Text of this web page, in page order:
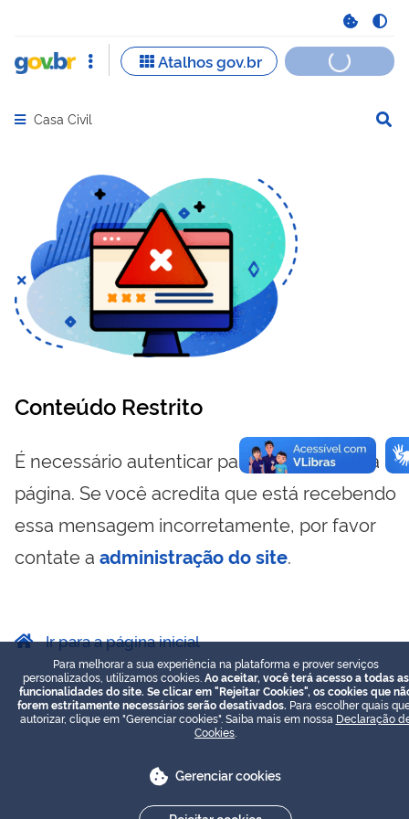
Abrir menu principal de navegação
Casa Civil
Conteúdo Restrito
É necessário autenticar para visualizar essa
página. Se você acredita que está recebendo
essa mensagem incorretamente, por favor
contate a administração do site.
Ir para a página inicial
Para melhorar a sua experiência na plataforma e prover serviços
personalizados, utilizamos cookies. Ao aceitar, você terá acesso a todas as
funcionalidades do site. Se clicar em "Rejeitar Cookies", os cookies que
forem estritamente necessários serão desativados. Para escolher quais
autorizar, clique em "Gerenciar cookies". Saiba mais em nossa Declaração
Cookies
Gerenciar cookies